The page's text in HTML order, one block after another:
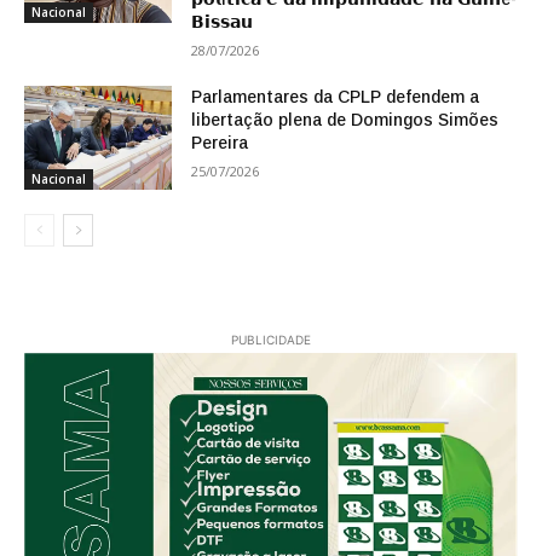
Nacional
𝗕𝗶𝘀𝘀𝗮𝘂
28/07/2026
Nacional
Parlamentares da CPLP defendem a
libertação plena de Domingos Simões
Pereira
25/07/2026
PUBLICIDADE